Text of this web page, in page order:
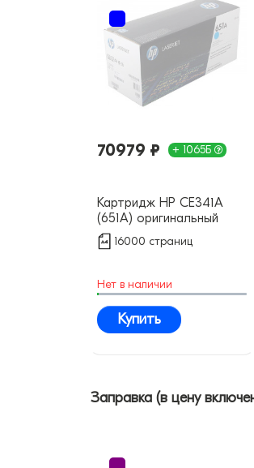
70979 ₽ + 1065Б
Картридж HP CE341A
(651A) оригинальный
16000 страниц
Нет в наличии
Купить
Заправка (в цену